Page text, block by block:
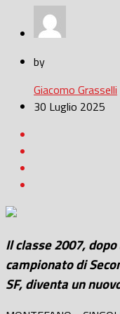
by
Giacomo Grasselli
30 Luglio 2025
Il classe 2007,
campionato di
SF, diventa un